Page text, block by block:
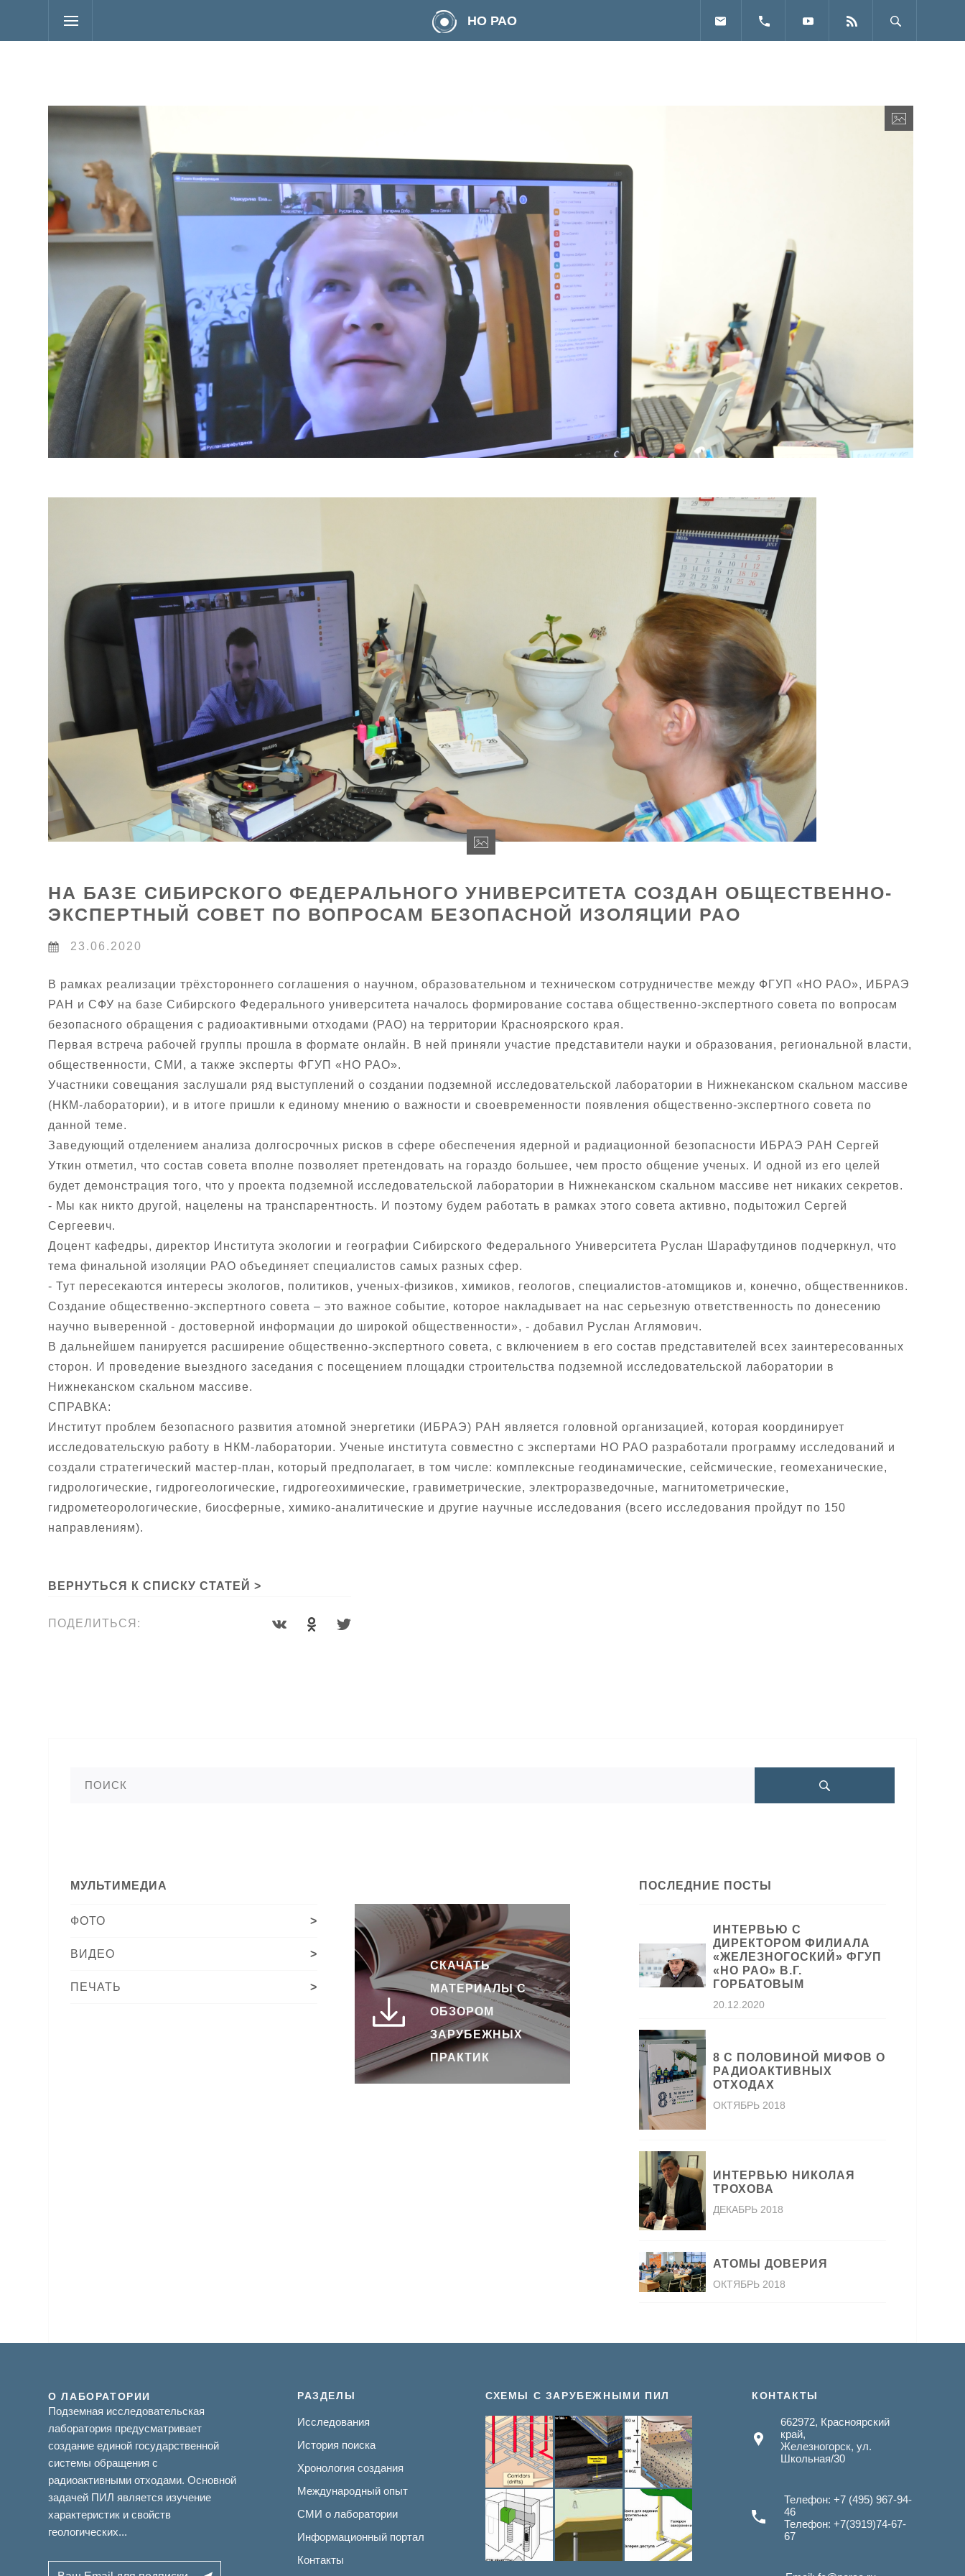
НО РАО
НА БАЗЕ СИБИРСКОГО ФЕДЕРАЛЬНОГО УНИВЕРСИТЕТА СОЗДАН ОБЩЕСТВЕННО-
ЭКСПЕРТНЫЙ СОВЕТ ПО ВОПРОСАМ БЕЗОПАСНОЙ ИЗОЛЯЦИИ РАО
23.06.2020
В рамках реализации трёхстороннего соглашения о научном, образовательном и техническом сотрудничестве между ФГУП «НО РАО», ИБРАЭ
РАН и СФУ на базе Сибирского Федерального университета началось формирование состава общественно-экспертного совета по вопросам
безопасного обращения с радиоактивными отходами (РАО) на территории Красноярского края.
Первая встреча рабочей группы прошла в формате онлайн. В ней приняли участие представители науки и образования, региональной власти,
общественности, СМИ, а также эксперты ФГУП «НО РАО».
Участники совещания заслушали ряд выступлений о создании подземной исследовательской лаборатории в Нижнеканском скальном массиве
(НКМ-лаборатории), и в итоге пришли к единому мнению о важности и своевременности появления общественно-экспертного совета по
данной теме.
Заведующий отделением анализа долгосрочных рисков в сфере обеспечения ядерной и радиационной безопасности ИБРАЭ РАН Сергей
Уткин отметил, что состав совета вполне позволяет претендовать на гораздо большее, чем просто общение ученых. И одной из его целей
будет демонстрация того, что у проекта подземной исследовательской лаборатории в Нижнеканском скальном массиве нет никаких секретов.
- Мы как никто другой, нацелены на транспарентность. И поэтому будем работать в рамках этого совета активно, подытожил Сергей
Сергеевич.
Доцент кафедры, директор Института экологии и географии Сибирского Федерального Университета Руслан Шарафутдинов подчеркнул, что
тема финальной изоляции РАО объединяет специалистов самых разных сфер.
- Тут пересекаются интересы экологов, политиков, ученых-физиков, химиков, геологов, специалистов-атомщиков и, конечно, общественников.
Создание общественно-экспертного совета – это важное событие, которое накладывает на нас серьезную ответственность по донесению
научно выверенной - достоверной информации до широкой общественности», - добавил Руслан Аглямович.
В дальнейшем панируется расширение общественно-экспертного совета, с включением в его состав представителей всех заинтересованных
сторон. И проведение выездного заседания с посещением площадки строительства подземной исследовательской лаборатории в
Нижнеканском скальном массиве.
СПРАВКА:
Институт проблем безопасного развития атомной энергетики (ИБРАЭ) РАН является головной организацией, которая координирует
исследовательскую работу в НКМ-лаборатории. Ученые института совместно с экспертами НО РАО разработали программу исследований и
создали стратегический мастер-план, который предполагает, в том числе: комплексные геодинамические, сейсмические, геомеханические,
гидрологические, гидрогеологические, гидрогеохимические, гравиметрические, электроразведочные, магнитометрические,
гидрометеорологические, биосферные, химико-аналитические и другие научные исследования (всего исследования пройдут по 150
направлениям).
ВЕРНУТЬСЯ К СПИСКУ СТАТЕЙ >
ПОДЕЛИТЬСЯ:
МУЛЬТИМЕДИА
ФОТО >
ВИДЕО >
ПЕЧАТЬ >
СКАЧАТЬ
МАТЕРИАЛЫ С
ОБЗОРОМ
ЗАРУБЕЖНЫХ
ПРАКТИК
ПОСЛЕДНИЕ ПОСТЫ
ИНТЕРВЬЮ С
ДИРЕКТОРОМ ФИЛИАЛА
«ЖЕЛЕЗНОГОСКИЙ» ФГУП
«НО РАО» В.Г.
ГОРБАТОВЫМ
20.12.2020
8 С ПОЛОВИНОЙ МИФОВ О
РАДИОАКТИВНЫХ
ОТХОДАХ
ОКТЯБРЬ 2018
ИНТЕРВЬЮ НИКОЛАЯ
ТРОХОВА
ДЕКАБРЬ 2018
АТОМЫ ДОВЕРИЯ
ОКТЯБРЬ 2018
О ЛАБОРАТОРИИ
Подземная исследовательская
лаборатория предусматривает
создание единой государственной
системы обращения с
радиоактивными отходами. Основной
задачей ПИЛ является изучение
характеристик и свойств
геологических...
РАЗДЕЛЫ
Исследования
История поиска
Хронология создания
Международный опыт
СМИ о лаборатории
Информационный портал
Контакты
СХЕМЫ С ЗАРУБЕЖНЫМИ ПИЛ КОНТАКТЫ
662972, Красноярский
край,
Железногорск, ул.
Школьная/30
Телефон: +7 (495) 967-94-
46
Телефон: +7(3919)74-67-
67